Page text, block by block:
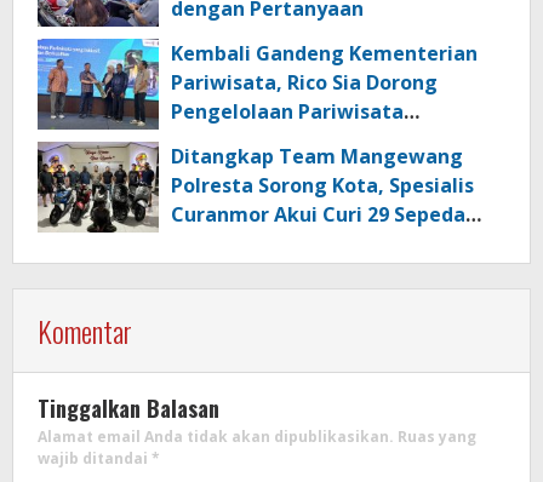
dengan Pertanyaan
Kembali Gandeng Kementerian
Pariwisata, Rico Sia Dorong
Pengelolaan Pariwisata
Ditangkap Team Mangewang
Polresta Sorong Kota, Spesialis
Curanmor Akui Curi 29 Sepeda
Komentar
Tinggalkan Balasan
Alamat email Anda tidak akan dipublikasikan. Ruas yang
wajib ditandai *